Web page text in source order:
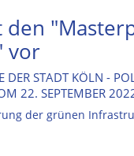
den
vor
DER STADT KÖLN -
22. SEPTEMBER
der grünen